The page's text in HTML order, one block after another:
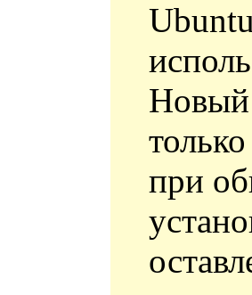
Новый
при